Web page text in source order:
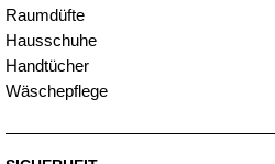
Raumdüfte
Hausschuhe
Handtücher
Wäschepflege